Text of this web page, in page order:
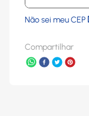
Não sei meu CEP
Compartilhar